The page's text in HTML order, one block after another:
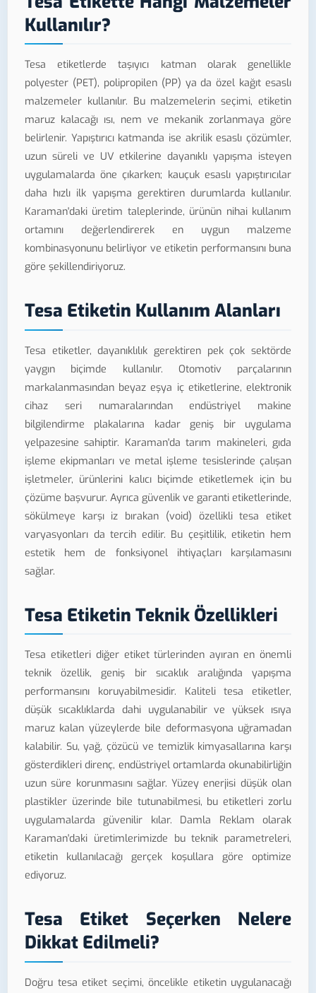
Kullanılır?
Tesa etiketlerde taşıyıcı katman olarak genellikle
polyester (PET), polipropilen (PP) ya da özel kağıt esaslı
malzemeler kullanılır. Bu malzemelerin seçimi, etiketin
maruz kalacağı ısı, nem ve mekanik zorlanmaya göre
belirlenir. Yapıştırıcı katmanda ise akrilik esaslı çözümler,
uzun süreli ve UV etkilerine dayanıklı yapışma isteyen
uygulamalarda öne çıkarken; kauçuk esaslı yapıştırıcılar
daha hızlı ilk yapışma gerektiren durumlarda kullanılır.
Karaman'daki üretim taleplerinde, ürünün nihai kullanım
ortamını değerlendirerek en uygun malzeme
kombinasyonunu belirliyor ve etiketin performansını buna
göre şekillendiriyoruz.
Tesa Etiketin Kullanım Alanları
Tesa etiketler, dayanıklılık gerektiren pek çok sektörde
yaygın biçimde kullanılır. Otomotiv parçalarının
markalanmasından beyaz eşya iç etiketlerine, elektronik
cihaz seri numaralarından endüstriyel makine
bilgilendirme plakalarına kadar geniş bir uygulama
yelpazesine sahiptir. Karaman'da tarım makineleri, gıda
işleme ekipmanları ve metal işleme tesislerinde çalışan
işletmeler, ürünlerini kalıcı biçimde etiketlemek için bu
çözüme başvurur. Ayrıca güvenlik ve garanti etiketlerinde,
sökülmeye karşı iz bırakan (void) özellikli tesa etiket
varyasyonları da tercih edilir. Bu çeşitlilik, etiketin hem
estetik hem de fonksiyonel ihtiyaçları karşılamasını
sağlar.
Tesa Etiketin Teknik Özellikleri
Tesa etiketleri diğer etiket türlerinden ayıran en önemli
teknik özellik, geniş bir sıcaklık aralığında yapışma
performansını koruyabilmesidir. Kaliteli tesa etiketler,
düşük sıcaklıklarda dahi uygulanabilir ve yüksek ısıya
maruz kalan yüzeylerde bile deformasyona uğramadan
kalabilir. Su, yağ, çözücü ve temizlik kimyasallarına karşı
gösterdikleri direnç, endüstriyel ortamlarda okunabilirliğin
uzun süre korunmasını sağlar. Yüzey enerjisi düşük olan
plastikler üzerinde bile tutunabilmesi, bu etiketleri zorlu
uygulamalarda güvenilir kılar. Damla Reklam olarak
Karaman'daki üretimlerimizde bu teknik parametreleri,
etiketin kullanılacağı gerçek koşullara göre optimize
ediyoruz.
Tesa Etiket Seçerken Nelere
Dikkat Edilmeli?
Doğru tesa etiket seçimi, öncelikle etiketin uygulanacağı